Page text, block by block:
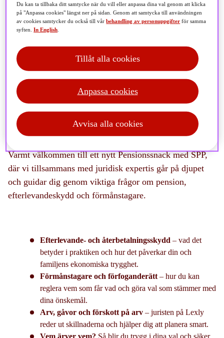
Varmt välkommen till ett nytt Pensionssnack med SPP,
där vi tillsammans med juridisk expertis går på djupet
och guidar dig genom viktiga frågor om pension,
efterlevandeskydd och förmånstagare.
Efterlevande- och återbetalningsskydd – vad det
betyder i praktiken och hur det påverkar din och
familjens ekonomiska trygghet.
Förmånstagare och förfoganderätt – hur du kan
reglera vem som får vad och göra val som stämmer med
dina önskemål.
Arv, gåvor och förskott på arv – juristen på Lexly
reder ut skillnaderna och hjälper dig att planera smart.
Vem ärver vem? Så blir du trygg i dina val och säker
Du kan ta tillbaka ditt samtycke när du vill eller anpassa dina val genom att klicka
på "Anpassa cookies" längst ner på sidan. Genom att samtycka till användningen
av cookies samtycker du också till vårbehandling av personuppgifter för samma
syften.In English
Anpassa cookies
Avvisa alla cookies
Tillåt alla cookies